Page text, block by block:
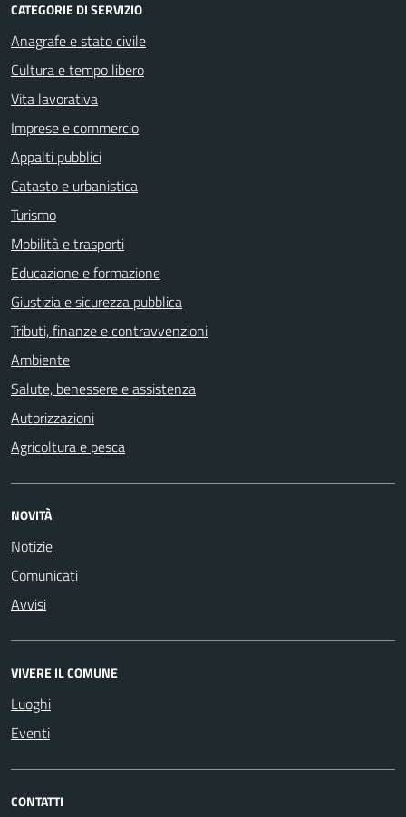
CATEGORIE DI SERVIZIO
Anagrafe e stato civile
Cultura e tempo libero
Vita lavorativa
Imprese e commercio
Appalti pubblici
Catasto e urbanistica
Turismo
Mobilità e trasporti
Educazione e formazione
Giustizia e sicurezza pubblica
Tributi, finanze e contravvenzioni
Ambiente
Salute, benessere e assistenza
Autorizzazioni
Agricoltura e pesca
NOVITÀ
Notizie
Comunicati
Avvisi
VIVERE IL COMUNE
Luoghi
Eventi
CONTATTI